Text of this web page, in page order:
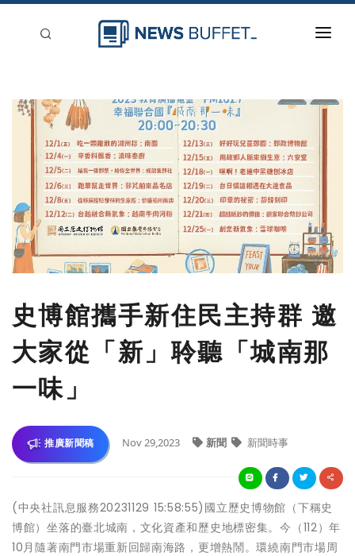
新聞稿分類
登入
刊登
史博館攜手新住民主持群 邀
大家從「新」聆聽「城南那
一味」
推廣新聞稿 Nov 29,2023 新聞 新聞時事
(中央社訊息服務20231129 15:58:55)國立歷史博物館（下稱史
博館）坐落的臺北城南，文化資產和歷史地標密集。今（112）年
10月隨著南門市場重新回歸南海路，更增熱鬧。環繞南門市場周